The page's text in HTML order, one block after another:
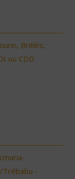
Brélès,
ou CDD
Trébabu -